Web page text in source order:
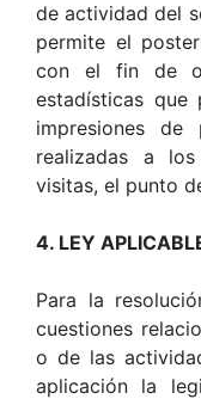
de actividad del
permite el
con el fin de
estadísticas que
impresiones
realizadas a
visitas, el punto
4. LEY
Para la
cuestiones
o de las
aplicación la